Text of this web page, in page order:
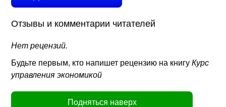
Отзывы и комментарии читателей
Нет рецензий.
Будьте первым, кто напишет рецензию на книгуКурс
управления экономикой
Подняться наверх